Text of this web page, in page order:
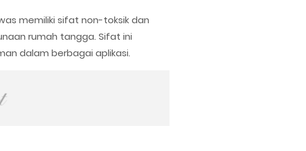
memiliki sifat non-toksik dan
rumah tangga. Sifat ini
dalam berbagai aplikasi.